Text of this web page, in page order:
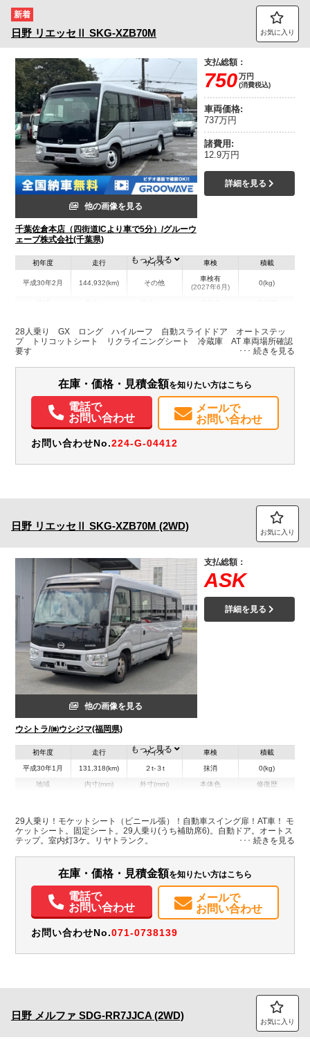
新着
日野 リエッセⅡ SKG-XZB70M お気に入り
他の画像を見る
千葉佐倉本店（四街道ICより車で5分）/グルーウ
ェーブ株式会社(千葉県)
支払総額：
750万円
(消費税込)
車両価格:
737万円
諸費用:
12.9万円
詳細を見る
初年度
平成30年2月
走行
144,932(km)
サイズ
その他
車検
車検有
(2027年6月)
積載
0(kg)
千葉県 -
W:2,080
H:2,630
パワステ ABS エアバッグ 電動格納ミラー
ETC
バックモニター
もっと見る
28人乗り GX ロング ハイルーフ 自動スライドドア オートステッ
プ トリコットシート リクライニングシート 冷蔵庫 AT 車両場所確認
要す
在庫・価格・見積金額を知りたい方はこちら
電話で
お問い合わせ
メールで
お問い合わせ
お問い合わせNo.224-G-04412
日野 リエッセⅡ SKG-XZB70M (2WD) お気に入り
他の画像を見る
ウシトラ/㈱ウシジマ(福岡県)
支払総額：
ASK
詳細を見る
初年度
平成30年1月
走行
131,318(km)
サイズ
２t-３t
車検
抹消
積載
0(kg)
地域 内寸(mm) 外寸(mm)
H:2,630
本体色 修復歴
装備情報
バックモニター
記録簿（一部含む）
もっと見る
29人乗り！モケットシート（ビニール張）！自動車スイング扉！AT車！ モ
ケットシート。固定シート。29人乗り(うち補助席6)。自動ドア。オートス
テップ。室内灯3ケ。リヤトランク。
在庫・価格・見積金額を知りたい方はこちら
電話で
お問い合わせ
メールで
お問い合わせ
お問い合わせNo.071-0738139
日野 メルファ SDG-RR7JJCA (2WD) お気に入り